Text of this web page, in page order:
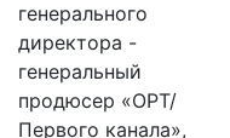
генерального
директора -
генеральный
продюсер «ОРТ/
Первого канала»,